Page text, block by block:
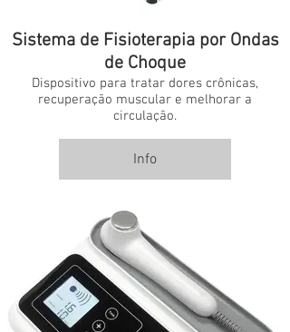
Sistema de Fisioterapia por Ondas
de Choque
Dispositivo para tratar dores crônicas,
recuperação muscular e melhorar a
circulação.
Info